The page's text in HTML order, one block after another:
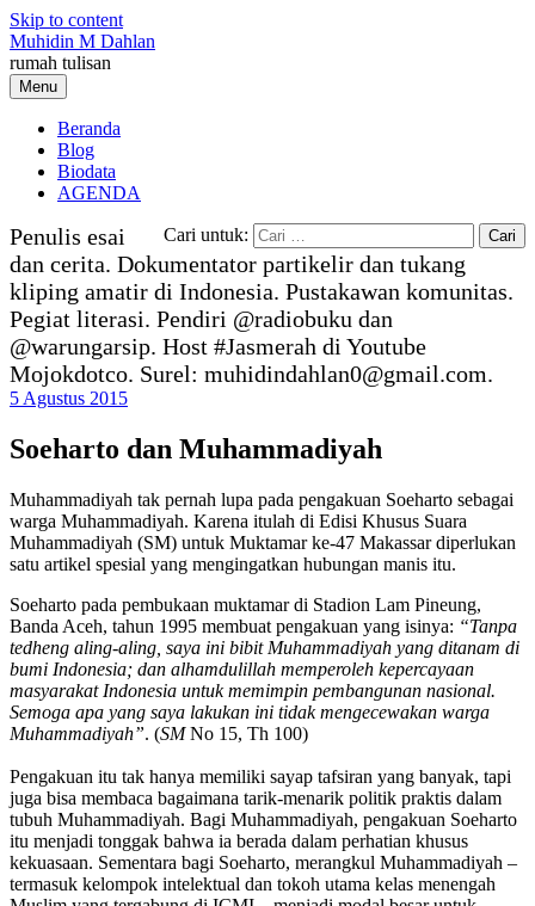
Skip to content
Muhidin M Dahlan
rumah tulisan
Menu
Beranda
Blog
Biodata
AGENDA
Cari untuk:
Penulis esai
dan cerita. Dokumentator partikelir dan tukang
kliping amatir di Indonesia. Pustakawan komunitas.
Pegiat literasi. Pendiri @radiobuku dan
@warungarsip. Host #Jasmerah di Youtube
Mojokdotco. Surel: muhidindahlan0@gmail.com.
5 Agustus 2015
Soeharto dan Muhammadiyah
Muhammadiyah tak pernah lupa pada pengakuan Soeharto sebagai
warga Muhammadiyah. Karena itulah di Edisi Khusus Suara
Muhammadiyah (SM) untuk Muktamar ke-47 Makassar diperlukan
satu artikel spesial yang mengingatkan hubungan manis itu.
Soeharto pada pembukaan muktamar di Stadion Lam Pineung,
Banda Aceh, tahun 1995 membuat pengakuan yang isinya: “Tanpa
tedheng aling-aling, saya ini bibit Muhammadiyah yang ditanam di
bumi Indonesia; dan alhamdulillah memperoleh kepercayaan
masyarakat Indonesia untuk memimpin pembangunan nasional.
Semoga apa yang saya lakukan ini tidak mengecewakan warga
Muhammadiyah”. (SMNo 15, Th 100)
Pengakuan itu tak hanya memiliki sayap tafsiran yang banyak, tapi
juga bisa membaca bagaimana tarik-menarik politik praktis dalam
tubuh Muhammadiyah. Bagi Muhammadiyah, pengakuan Soeharto
itu menjadi tonggak bahwa ia berada dalam perhatian khusus
kekuasaan. Sementara bagi Soeharto, merangkul Muhammadiyah –
termasuk kelompok intelektual dan tokoh utama kelas menengah